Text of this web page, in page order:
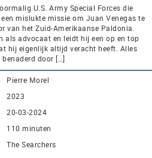
U.S. Army Special Forces die
mislukte missie om Juan Venegas te
van het Zuid-Amerikaanse Paldonia.
als advocaat en leidt hij een op en top
hij eigenlijk altijd veracht heeft. Alles
door […]
Pierre Morel
2023
20-03-2024
110 minuten
The Searchers